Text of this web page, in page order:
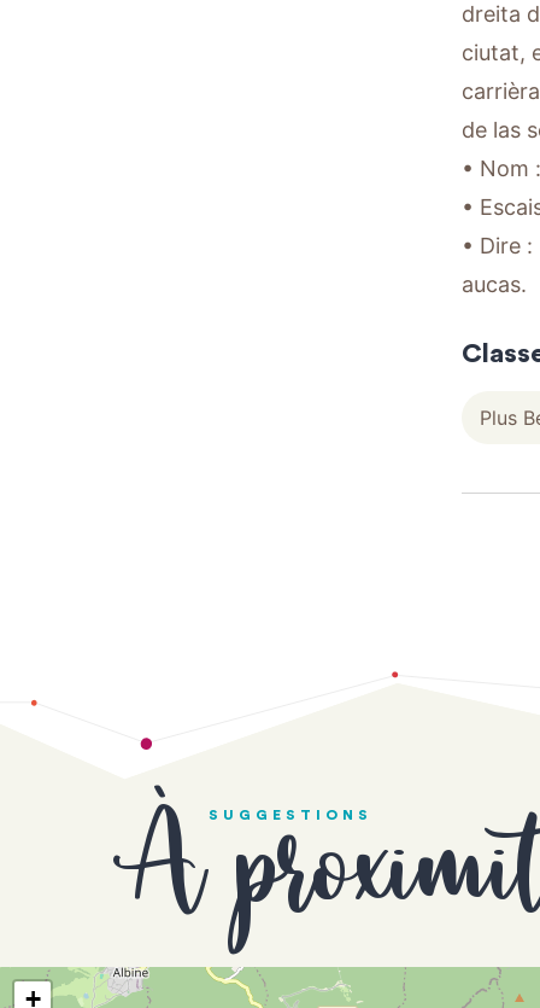
dreita
ciutat,
de las
• Nom
•
• Dire
aucas.
Plus
SUGGESTIONS
À
+